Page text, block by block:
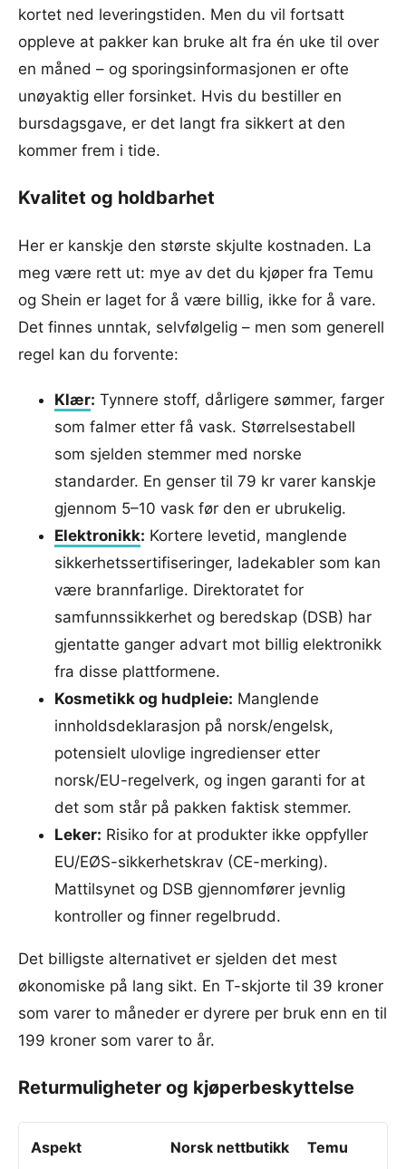
kortet ned leveringstiden. Men du vil fortsatt
oppleve at pakker kan bruke alt fra én uke til over
en måned – og sporingsinformasjonen er ofte
unøyaktig eller forsinket. Hvis du bestiller en
bursdagsgave, er det langt fra sikkert at den
kommer frem i tide.
Kvalitet og holdbarhet
Her er kanskje den største skjulte kostnaden. La
meg være rett ut: mye av det du kjøper fra Temu
og Shein er laget for å være billig, ikke for å vare.
Det finnes unntak, selvfølgelig – men som generell
regel kan du forvente:
Klær: Tynnere stoff, dårligere sømmer, farger
som falmer etter få vask. Størrelsestabell
som sjelden stemmer med norske
standarder. En genser til 79 kr varer kanskje
gjennom 5–10 vask før den er ubrukelig.
Elektronikk: Kortere levetid, manglende
sikkerhetssertifiseringer, ladekabler som kan
være brannfarlige. Direktoratet for
samfunnssikkerhet og beredskap (DSB) har
gjentatte ganger advart mot billig elektronikk
fra disse plattformene.
Kosmetikk og hudpleie: Manglende
innholdsdeklarasjon på norsk/engelsk,
potensielt ulovlige ingredienser etter
norsk/EU-regelverk, og ingen garanti for at
det som står på pakken faktisk stemmer.
Leker: Risiko for at produkter ikke oppfyller
EU/EØS-sikkerhetskrav (CE-merking).
Mattilsynet og DSB gjennomfører jevnlig
kontroller og finner regelbrudd.
Det billigste alternativet er sjelden det mest
økonomiske på lang sikt. En T-skjorte til 39 kroner
som varer to måneder er dyrere per bruk enn en til
199 kroner som varer to år.
Returmuligheter og kjøperbeskyttelse
Aspekt Norsk nettbutikk Temu